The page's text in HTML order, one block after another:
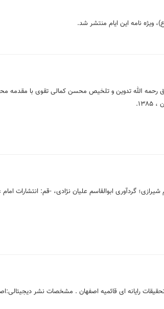
الله تدوین و تلخیص محسن کمالی تقوی با مقدمه
گردآوری ابوالقاسم علیان نژادی، -قم: انتشارات
رایانه ای قائمیه اصفهان . مشخصات نشر